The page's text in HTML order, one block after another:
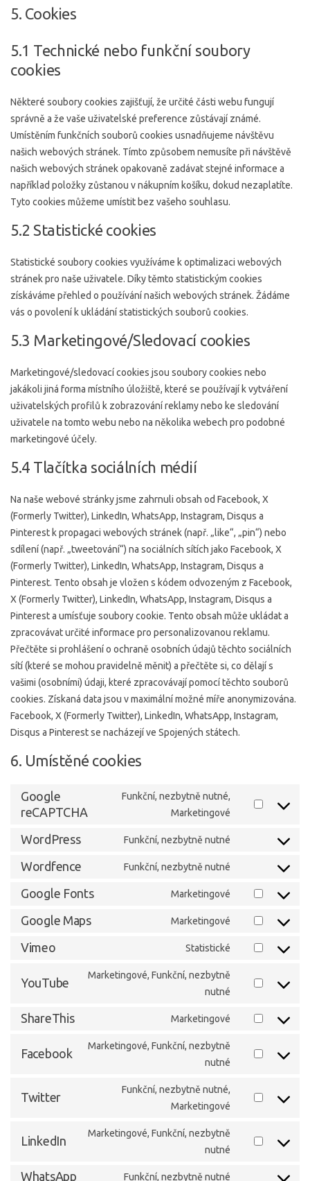
5. Cookies
5.1 Technické nebo funkční soubory
cookies
Některé soubory cookies zajišťují, že určité části webu fungují
správně a že vaše uživatelské preference zůstávají známé.
Umístěním funkčních souborů cookies usnadňujeme návštěvu
našich webových stránek. Tímto způsobem nemusíte při návštěvě
našich webových stránek opakovaně zadávat stejné informace a
například položky zůstanou v nákupním košíku, dokud nezaplatíte.
Tyto cookies můžeme umístit bez vašeho souhlasu.
5.2 Statistické cookies
Statistické soubory cookies využíváme k optimalizaci webových
stránek pro naše uživatele. Díky těmto statistickým cookies
získáváme přehled o používání našich webových stránek. Žádáme
vás o povolení k ukládání statistických souborů cookies.
5.3 Marketingové/Sledovací cookies
Marketingové/sledovací cookies jsou soubory cookies nebo
jakákoli jiná forma místního úložiště, které se používají k vytváření
uživatelských profilů k zobrazování reklamy nebo ke sledování
uživatele na tomto webu nebo na několika webech pro podobné
marketingové účely.
5.4 Tlačítka sociálních médií
Na naše webové stránky jsme zahrnuli obsah od Facebook, X
(Formerly Twitter), LinkedIn, WhatsApp, Instagram, Disqus a
Pinterest k propagaci webových stránek (např. „like“, „pin“) nebo
sdílení (např. „tweetování“) na sociálních sítích jako Facebook, X
(Formerly Twitter), LinkedIn, WhatsApp, Instagram, Disqus a
Pinterest. Tento obsah je vložen s kódem odvozeným z Facebook,
X (Formerly Twitter), LinkedIn, WhatsApp, Instagram, Disqus a
Pinterest a umísťuje soubory cookie. Tento obsah může ukládat a
zpracovávat určité informace pro personalizovanou reklamu.
Přečtěte si prohlášení o ochraně osobních údajů těchto sociálních
sítí (které se mohou pravidelně měnit) a přečtěte si, co dělají s
vašimi (osobními) údaji, které zpracovávají pomocí těchto souborů
cookies. Získaná data jsou v maximální možné míře anonymizována.
Facebook, X (Formerly Twitter), LinkedIn, WhatsApp, Instagram,
Disqus a Pinterest se nacházejí ve Spojených státech.
6. Umístěné cookies
Google
reCAPTCHA
Funkční, nezbytně nutné,
Marketingové
Consent
WordPress Funkční, nezbytně nutné
wordpress
Wordfence Funkční, nezbytně nutné
wordfence
Google Fonts Marketingové
Consent
google-
Google Maps Marketingové
Consent
google-
Vimeo Statistické
Consent
service
YouTube
Marketingové, Funkční, nezbytně
nutné
Consent
service
ShareThis Marketingové
Consent
service
Facebook
Marketingové, Funkční, nezbytně
nutné
Consent
service
Twitter
Funkční, nezbytně nutné,
Marketingové
Consent
service
LinkedIn
Marketingové, Funkční, nezbytně
nutné
Consent
WhatsApp Funkční, nezbytně nutné